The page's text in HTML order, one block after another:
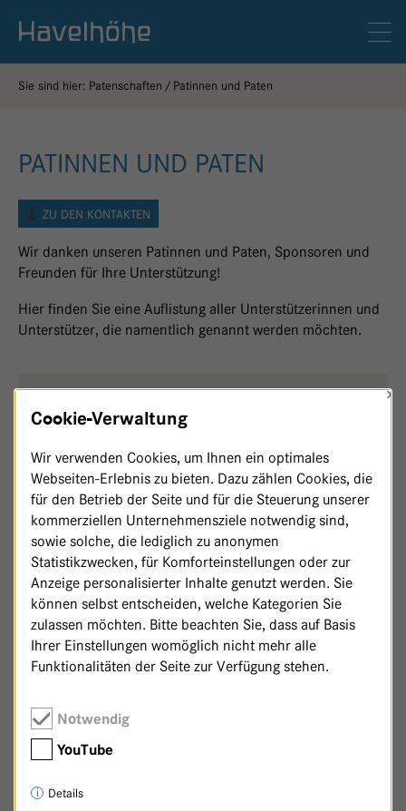
Sie sind hier: Patenschaften Patinnen und Paten
PATINNEN UND PATEN
ZU DEN KONTAKTEN
Wir danken unseren Patinnen und Paten, Sponsoren und
Freunden für Ihre Unterstützung!
Hier finden Sie eine Auflistung aller Unterstützerinnen und
Unterstützer, die namentlich genannt werden möchten.
Zurück zur Patenschaftsseite
Cookie-Verwaltung
×
Wir verwenden Cookies, um Ihnen ein optimales
Webseiten-Erlebnis zu bieten. Dazu zählen Cookies, die
für den Betrieb der Seite und für die Steuerung unserer
kommerziellen Unternehmensziele notwendig sind,
sowie solche, die lediglich zu anonymen
Statistikzwecken, für Komforteinstellungen oder zur
Anzeige personalisierter Inhalte genutzt werden. Sie
können selbst entscheiden, welche Kategorien Sie
zulassen möchten. Bitte beachten Sie, dass auf Basis
Ihrer Einstellungen womöglich nicht mehr alle
Funktionalitäten der Seite zur Verfügung stehen.
Notwendig
YouTube
Details